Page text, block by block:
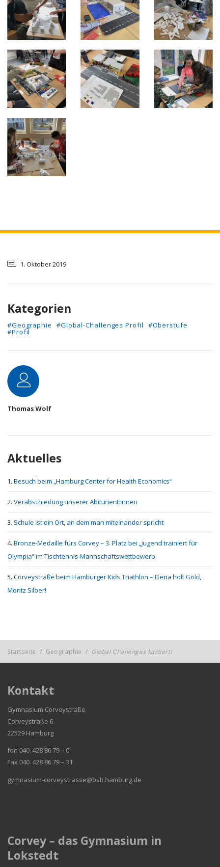
1. Oktober 2019
Kategorien
#Geographie #Global-Challenges Profil #Oberstufe
#Profil
Autor
Thomas Wolf
Aktuelles
Besuch beim „Hamburg Center for Health Economics“
Verabschiedung unserer Abiturient:innen
Schule ist ein Ort, an dem man miteinander spricht
Bronze-Medaille fürs Corvey – 3. Platz bei „Jugend trainiert für
Olympia“ im Tischtennis-Mannschaftswettbewerb
Corveystraße beim Hamburger Kids Triathlon – Elena holt Gold,
Moritz Silber!
Startseite / Geographie / Global Challenges kartiert!
Kontakt
Gymnasium Corveystraße
Corveystraße 6
22529 Hamburg
fon 040. 428 86 79 – 0
Fax 040. 428 86 79 – 31
gymnasium-corveystrasse@bsb.hamburg.de
Corvey – das Gymnasium in
Lokstedt